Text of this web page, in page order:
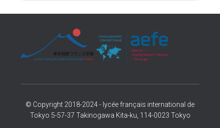
© Copyright 2018-2024 - lycée français international de
Tokyo 5-57-37 Takinogawa Kita-ku, 114-0023 Tokyo